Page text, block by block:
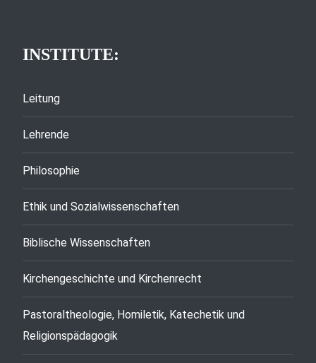
INSTITUTE:
Leitung
Lehrende
Philosophie
Ethik und Sozialwissenschaften
Biblische Wissenschaften
Kirchengeschichte und Kirchenrecht
Pastoraltheologie, Homiletik, Katechetik und
Religionspädagogik